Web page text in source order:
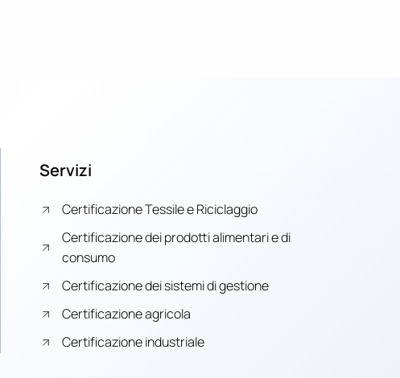
Servizi
Certificazione Tessile e Riciclaggio
Certificazione dei prodotti alimentari e di
consumo
Certificazione dei sistemi di gestione
Certificazione agricola
Certificazione industriale